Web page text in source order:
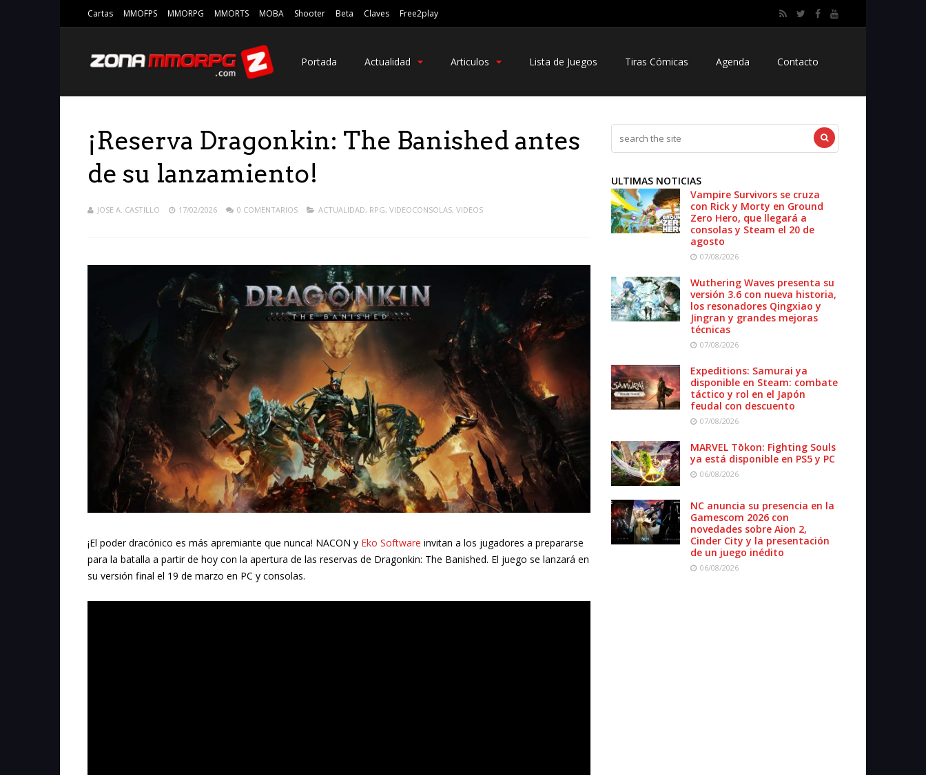
Cartas MMOFPS MMORPG MMORTS MOBA Shooter Beta Claves Free2play
Portada Actualidad Articulos Lista de Juegos Tiras Cómicas Agenda Contacto
¡Reserva Dragonkin: The Banished antes
de su lanzamiento!
JOSE A. CASTILLO 17/02/2026 0 COMENTARIOS ACTUALIDAD, RPG, VIDEOCONSOLAS, VIDEOS
¡El poder dracónico es más apremiante que nunca! NACON y Eko Software invitan a los jugadores a prepararse
para la batalla a partir de hoy con la apertura de las reservas de Dragonkin: The Banished. El juego se lanzará en
su versión final el 19 de marzo en PC y consolas.
ULTIMAS NOTICIAS
Vampire Survivors se cruza
con Rick y Morty en Ground
Zero Hero, que llegará a
consolas y Steam el 20 de
agosto
07/08/2026
Wuthering Waves presenta su
versión 3.6 con nueva historia,
los resonadores Qingxiao y
Jingran y grandes mejoras
técnicas
07/08/2026
Expeditions: Samurai ya
disponible en Steam: combate
táctico y rol en el Japón
feudal con descuento
07/08/2026
MARVEL Tōkon: Fighting Souls
ya está disponible en PS5 y PC
06/08/2026
NC anuncia su presencia en la
Gamescom 2026 con
novedades sobre Aion 2,
Cinder City y la presentación
de un juego inédito
06/08/2026